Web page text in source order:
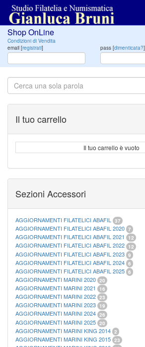
Shop OnLine
Condizioni di Vendita
email [registrati] pass [dimenticata?]
Il tuo carrello
Il tuo carrello è vuoto
Sezioni Accessori
AGGIORNAMENTI FILATELICI ABAFIL 37
AGGIORNAMENTI FILATELICI ABAFIL 2020 7
AGGIORNAMENTI FILATELICI ABAFIL 2021 12
AGGIORNAMENTI FILATELICI ABAFIL 2022 12
AGGIORNAMENTI FILATELICI ABAFIL 2023 9
AGGIORNAMENTI FILATELICI ABAFIL 2024 6
AGGIORNAMENTI FILATELICI ABAFIL 2025 6
AGGIORNAMENTI MARINI 2020 20
AGGIORNAMENTI MARINI 2021 16
AGGIORNAMENTI MARINI 2022 23
AGGIORNAMENTI MARINI 2023 19
AGGIORNAMENTI MARINI 2024 26
AGGIORNAMENTI MARINI 2025 20
AGGIORNAMENTI MARINI KING 2014 2
AGGIORNAMENTI MARINI KING 2015 23